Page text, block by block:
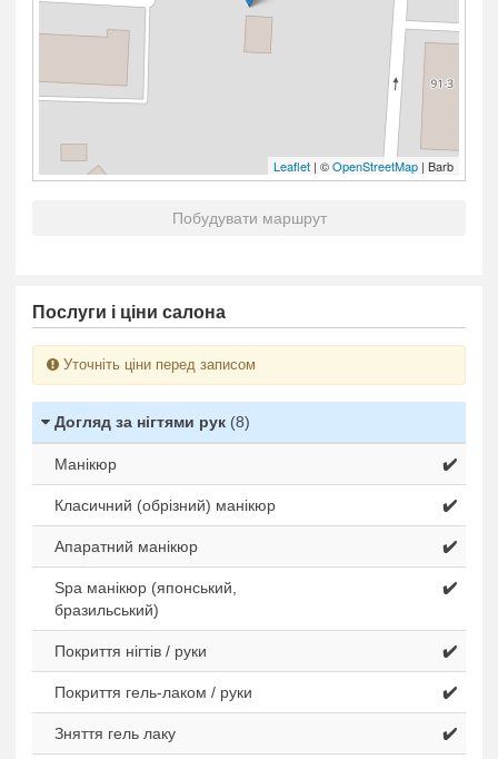
Leaflet | ©OpenStreetMap | Barb
Побудувати маршрут
Послуги і ціни салона
Уточніть ціни перед записом
Догляд за нігтями рук (8)
Манікюр ✔️
Класичний (обрізний) манікюр ✔️
Апаратний манікюр ✔️
Spa манікюр (японський,
бразильський)
✔️
Покриття нігтів / руки ✔️
Покриття гель-лаком / руки ✔️
Зняття гель лаку ✔️